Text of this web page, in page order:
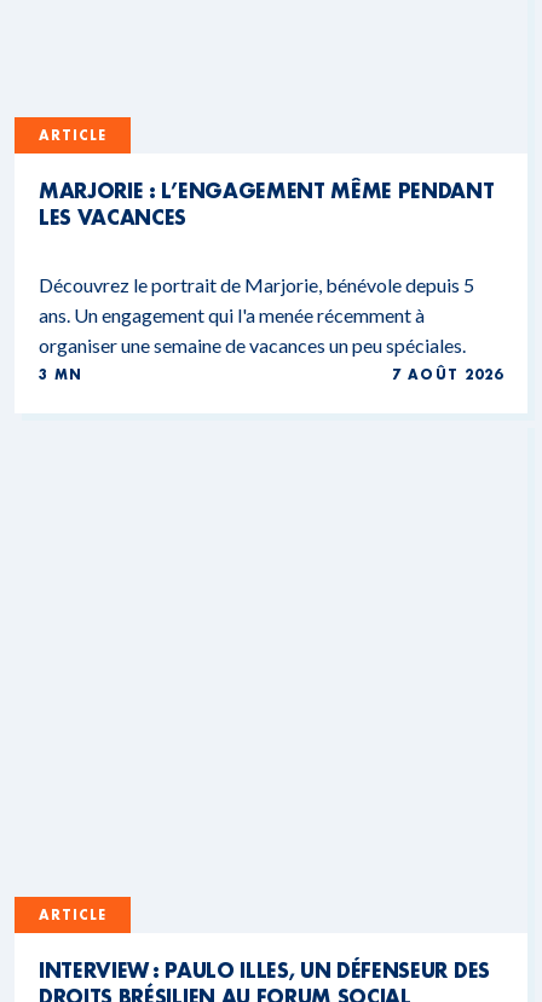
ARTICLE
MARJORIE : L’ENGAGEMENT MÊME PENDANT
LES VACANCES
Découvrez le portrait de Marjorie, bénévole depuis 5
ans. Un engagement qui l'a menée récemment à
organiser une semaine de vacances un peu spéciales.
3 MN 7 AOÛT 2026
ARTICLE
INTERVIEW : PAULO ILLES, UN DÉFENSEUR DES
DROITS BRÉSILIEN AU FORUM SOCIAL